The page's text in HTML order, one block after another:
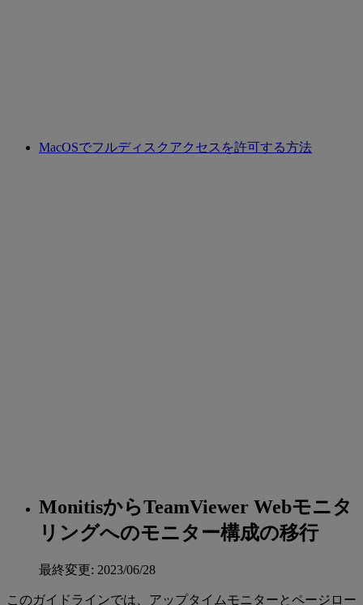
MacOSでフルディスクアクセスを許可する方法
MonitisからTeamViewer Webモニタ
リングへのモニター構成の移行
最終変更: 2023/06/28
このガイドラインでは、アップタイムモニターとページロー